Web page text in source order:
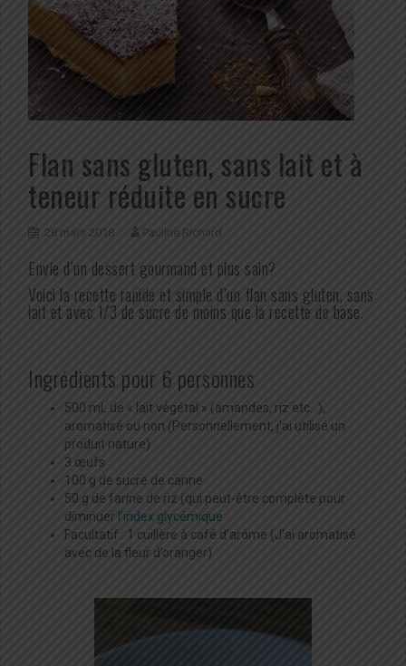
Flan sans gluten, sans lait et à
teneur réduite en sucre
28 mars 2018 Pauline Richard
Envie d’un dessert gourmand et plus sain?
Voici la recette rapide et simple d’un flan sans gluten, sans
lait et avec 1/3 de sucre de moins que la recette de base.
Ingrédients pour 6 personnes
500 mL de « lait végétal » (amandes, riz etc…),
aromatisé ou non (Personnellement, j’ai utilisé un
produit nature)
3 œufs
100 g de sucre de canne
50 g de farine de riz (qui peut-être complète pour
diminuer l’index glycémique
Facultatif : 1 cuillère à café d’arôme (J’ai aromatisé
avec de la fleur d’oranger)